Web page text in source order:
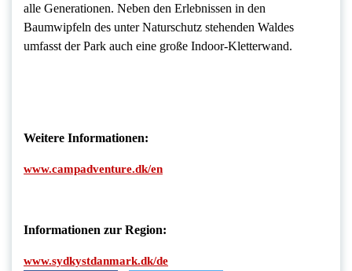
alle Generationen. Neben den Erlebnissen in den
Baumwipfeln des unter Naturschutz stehenden Waldes
umfasst der Park auch eine große Indoor-Kletterwand.
Weitere Informationen:
www.campadventure.dk/en
Informationen zur Region:
www.sydkystdanmark.dk/de